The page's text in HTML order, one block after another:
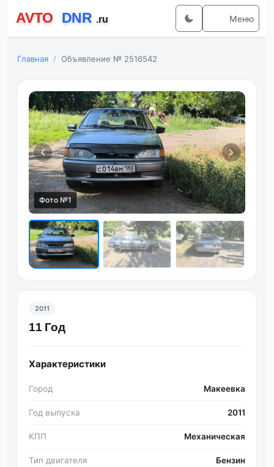
Меню
Главная Объявление № 2516542
Фото №1
2011
11 Год
Характеристики
Город Макеевка
Год выпуска 2011
КПП Механическая
Тип двигателя Бензин